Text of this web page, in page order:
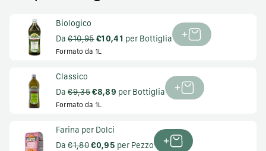
Biologico
Da €10,95€10,41 per Bottiglia
Formato da 1L
Classico
Da €9,35€8,89 per Bottiglia
Formato da 1L
Farina per Dolci
Da €1,80€0,95 per Pezzo